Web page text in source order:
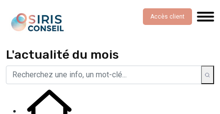
Accès client
L'actualité du mois